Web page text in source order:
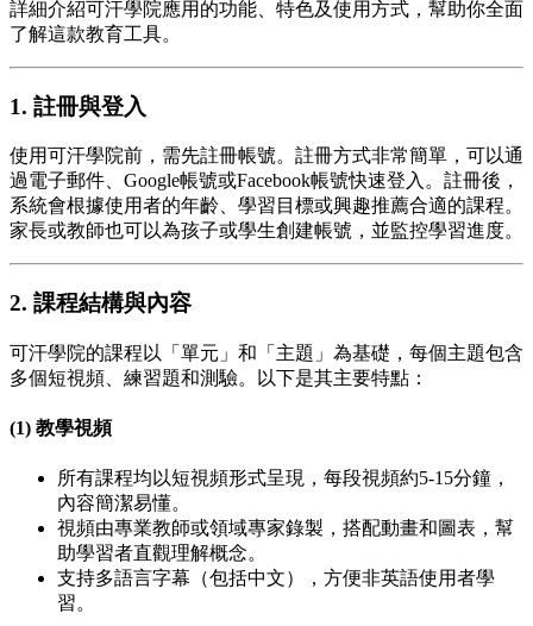
詳細介紹可汗學院應用的功能、特色及使用方式，幫助你全面
了解這款教育工具。
1. 註冊與登入
使用可汗學院前，需先註冊帳號。註冊方式非常簡單，可以通
過電子郵件、Google帳號或Facebook帳號快速登入。註冊後，
系統會根據使用者的年齡、學習目標或興趣推薦合適的課程。
家長或教師也可以為孩子或學生創建帳號，並監控學習進度。
2. 課程結構與內容
可汗學院的課程以「單元」和「主題」為基礎，每個主題包含
多個短視頻、練習題和測驗。以下是其主要特點：
(1) 教學視頻
所有課程均以短視頻形式呈現，每段視頻約5-15分鐘，
內容簡潔易懂。
視頻由專業教師或領域專家錄製，搭配動畫和圖表，幫
助學習者直觀理解概念。
支持多語言字幕（包括中文），方便非英語使用者學
習。